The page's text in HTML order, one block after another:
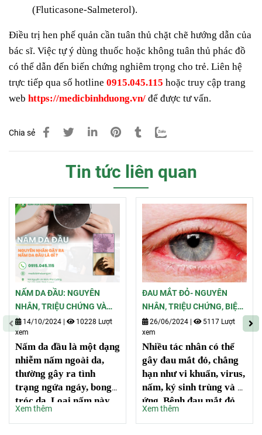
(Fluticasone-Salmeterol).
Điều trị hen phế quản cần tuân thủ chặt chẽ hướng dẫn của
bác sĩ. Việc tự ý dùng thuốc hoặc không tuân thủ phác đồ
có thể dẫn đến biến chứng nghiêm trọng cho trẻ. Liên hệ
trực tiếp qua số hotline 0915.045.115 hoặc truy cập trang
web https://medicbinhduong.vn/ để được tư vấn.
Chia sẻ
Tin tức liên quan
NẤM DA ĐẦU: NGUYÊN
NHÂN, TRIỆU CHỨNG VÀ
PHƯƠNG PHÁP ĐIỀU TRỊ
14/10/2024 |
10228 Lượt
xem
Nấm da đầu là một dạng
nhiễm nấm ngoài da,
thường gây ra tình
trạng ngứa ngáy, bong
tróc da. Loại nấm này
phát triển mạnh trong
môi trường ấm áp và có
Xem thêm
ĐAU MẮT ĐỎ- NGUYÊN
NHÂN, TRIỆU CHỨNG, BIỆN
PHÁP PHÒNG NGỪA VÀ
ĐIỀU TRỊ
26/06/2024 |
5117 Lượt
xem
Nhiều tác nhân có thể
gây đau mắt đỏ, chẳng
hạn như vi khuẩn, virus,
nấm, ký sinh trùng và dị
ứng. Bệnh đau mắt đỏ
do virus là loại phổ biến
nhất, trong đó riêng
Xem thêm